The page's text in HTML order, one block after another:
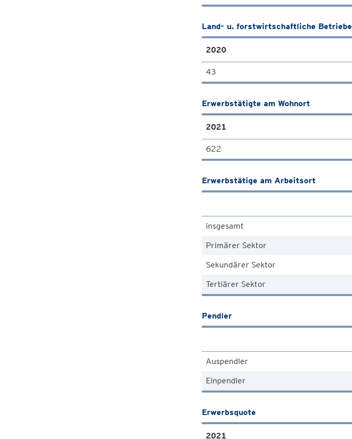
Land- u. forstwirtschaftliche Betriebe
2020
43
Erwerbstätigte am Wohnort
2021
622
Erwerbstätige am Arbeitsort
insgesamt
Primärer Sektor
Sekundärer Sektor
Tertiärer Sektor
Pendler
Auspendler
Einpendler
Erwerbsquote
2021